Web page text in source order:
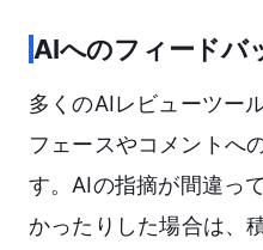
AIへのフィードバ
多くのAIレビューツー
フェースやコメントへ
す。AIの指摘が間違っ
かったりした場合は、